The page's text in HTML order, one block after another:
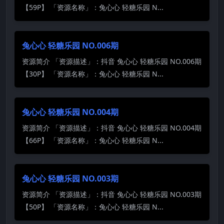
【59P】 「资源名称」：兔心心 轻糖乐园 N...
兔心心 轻糖乐园 NO.006期
资源简介 「资源描述」：抖音 兔心心 轻糖乐园 NO.006期
【30P】 「资源名称」：兔心心 轻糖乐园 N...
兔心心 轻糖乐园 NO.004期
资源简介 「资源描述」：抖音 兔心心 轻糖乐园 NO.004期
【66P】 「资源名称」：兔心心 轻糖乐园 N...
兔心心 轻糖乐园 NO.003期
资源简介 「资源描述」：抖音 兔心心 轻糖乐园 NO.003期
【50P】 「资源名称」：兔心心 轻糖乐园 N...